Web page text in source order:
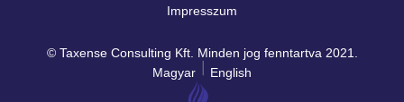
Impresszum
© Taxense Consulting Kft. Minden jog fenntartva 2021.
Magyar English